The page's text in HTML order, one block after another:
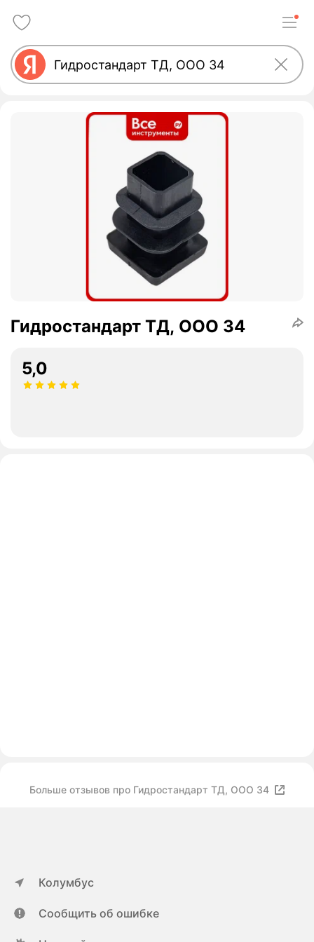
Гидростандарт ТД, ООО 34
5,0
Больше отзывов про Гидростандарт ТД, ООО 34
Колумбус
Сообщить об ошибке